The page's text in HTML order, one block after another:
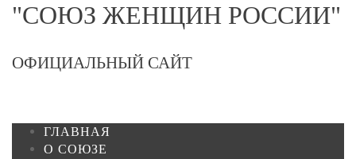
"СОЮЗ ЖЕНЩИН РОССИИ"
ОФИЦИАЛЬНЫЙ САЙТ
ГЛАВНАЯ
О СОЮЗЕ